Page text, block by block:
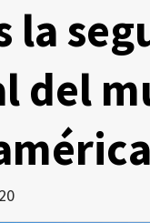
la
del